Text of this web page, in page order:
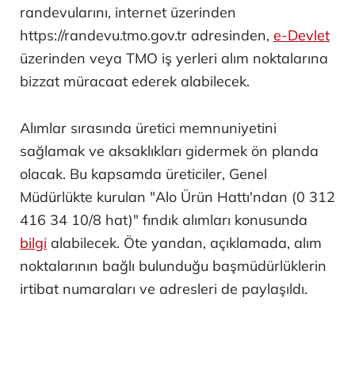
randevularını, internet üzerinden
https://randevu.tmo.gov.tr adresinden, e-Devlet
üzerinden veya TMO iş yerleri alım noktalarına
bizzat müracaat ederek alabilecek.
Alımlar sırasında üretici memnuniyetini
sağlamak ve aksaklıkları gidermek ön planda
olacak. Bu kapsamda üreticiler, Genel
Müdürlükte kurulan "Alo Ürün Hattı'ndan (0 312
416 34 10/8 hat)" fındık alımları konusunda
bilgi alabilecek. Öte yandan, açıklamada, alım
noktalarının bağlı bulunduğu başmüdürlüklerin
irtibat numaraları ve adresleri de paylaşıldı.